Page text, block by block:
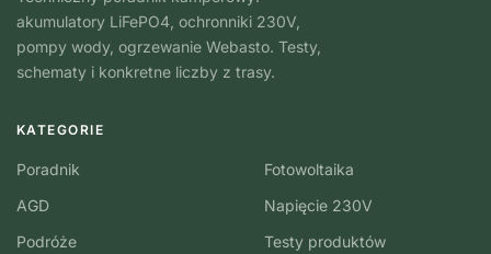
akumulatory LiFePO4, ochronniki 230V,
pompy wody, ogrzewanie Webasto. Testy,
schematy i konkretne liczby z trasy.
KATEGORIE
Poradnik
AGD
Podróże
Fotowoltaika
Napięcie 230V
Testy produktów